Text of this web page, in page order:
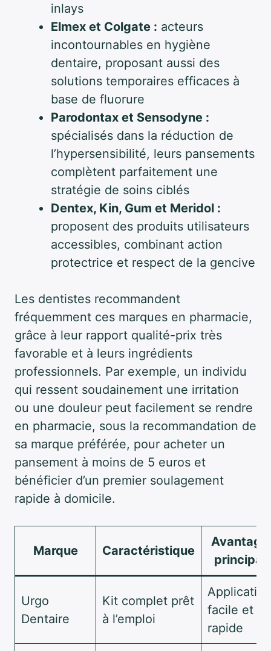
inlays
Elmex et Colgate : acteurs
incontournables en hygiène
dentaire, proposant aussi des
solutions temporaires efficaces à
base de fluorure
Parodontax et Sensodyne :
spécialisés dans la réduction de
l’hypersensibilité, leurs pansements
complètent parfaitement une
stratégie de soins ciblés
Dentex, Kin, Gum et Meridol :
proposent des produits utilisateurs
accessibles, combinant action
protectrice et respect de la gencive
Les dentistes recommandent
fréquemment ces marques en pharmacie,
grâce à leur rapport qualité-prix très
favorable et à leurs ingrédients
professionnels. Par exemple, un individu
qui ressent soudainement une irritation
ou une douleur peut facilement se rendre
en pharmacie, sous la recommandation de
sa marque préférée, pour acheter un
pansement à moins de 5 euros et
bénéficier d’un premier soulagement
rapide à domicile.
Marque Caractéristique
Avantage
principal
Urgo
Dentaire
Kit complet prêt
à l’emploi
Application
facile et
rapide